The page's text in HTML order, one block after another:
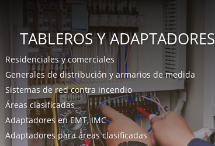
TABLEROS Y ADAPTADORES
Residenciales y comerciales
Generales de distribución y armarios de medida
Sistemas de red contra incendio
Áreas clasificadas
Adaptadores en EMT, IMC
Adaptadores para áreas clasificadas